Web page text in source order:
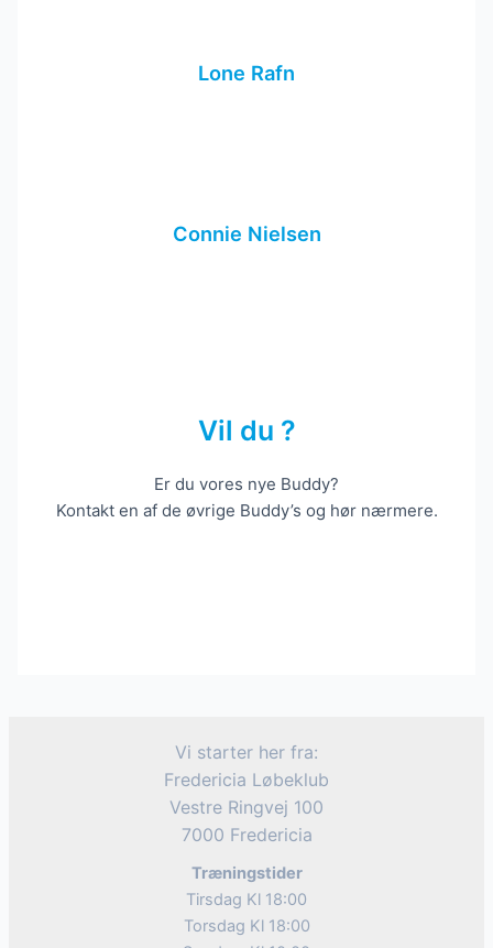
Lone Rafn
Connie Nielsen
Vil du ?
Er du vores nye Buddy?
Kontakt en af de øvrige Buddy’s og hør nærmere.
Vi starter her fra:
Fredericia Løbeklub
Vestre Ringvej 100
7000 Fredericia
Træningstider
Tirsdag Kl 18:00
Torsdag Kl 18:00